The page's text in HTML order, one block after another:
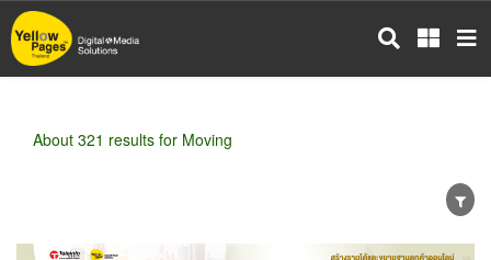
Skip
to
main
About 321 results for Moving